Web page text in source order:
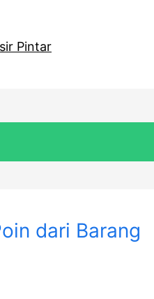
Pintar
dari Barang